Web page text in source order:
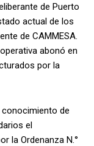
de Puerto
actual de los
de CAMMESA.
abonó en
por la
de
el
la Ordenanza N.°